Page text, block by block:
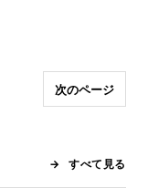
次のページ
すべて見る